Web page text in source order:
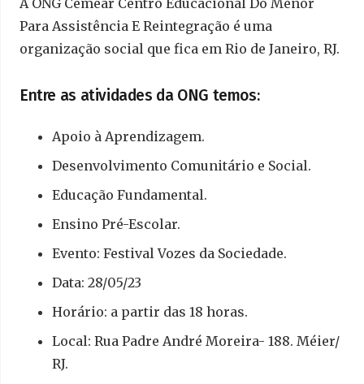
A ONG Cemear Centro Educacional Do Menor
Para Assistência E Reintegração é uma
organização social que fica em Rio de Janeiro, RJ.
Entre as atividades da ONG temos:
Apoio à Aprendizagem.
Desenvolvimento Comunitário e Social.
Educação Fundamental.
Ensino Pré-Escolar.
Evento: Festival Vozes da Sociedade.
Data: 28/05/23
Horário: a partir das 18 horas.
Local: Rua Padre André Moreira- 188. Méier/
RJ.